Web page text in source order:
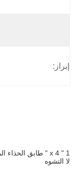
إبراز:
لا التشوه